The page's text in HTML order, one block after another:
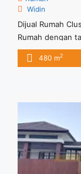
Widin
Dijual Rumah
Rumah dengan
dan
peghuninya.
menghubungi
title="Dijual
City"
href="https://
enchante-type-
about Dijual
480 m2